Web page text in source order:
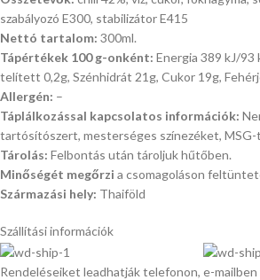
szabályozó E300, stabilizátor E415
Nettó tartalom: 300ml.
Tápértékek 100 g-onként: Energia 389 kJ/93
telített 0,2g, Szénhidrát 21g, Cukor 19g,
Allergén: –
Táplálkozással kapcsolatos információk:
tartósítószert, mesterséges színezéket,
Tárolás: Felbontás után tároljuk hűtőben.
Minőségét megőrzi a csomagoláson
Származási hely: Thaiföld
Szállítási információk
Rendeléseiket leadhatják telefonon, e-